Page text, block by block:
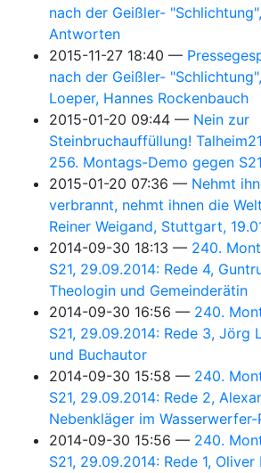
nach der Geißler-
Antworten
2015-11-27 18:40
nach der Geißler-
Loeper, Hannes Rockenbauch
2015-01-20 09:44
Nein zur
Steinbruchauffüllung!
256. Montags-Demo gegen
2015-01-20 07:36
Nehmt
verbrannt, nehmt ihnen die
Reiner Weigand, Stuttgart,
2014-09-30 18:13
240.
S21, 29.09.2014: Rede 4,
Theologin und Gemeinderätin
2014-09-30 16:56
240.
S21, 29.09.2014: Rede 3, Jörg
und Buchautor
2014-09-30 15:58
240.
S21, 29.09.2014: Rede 2,
Nebenkläger im Wasserwerfer-
2014-09-30 15:56
240.
S21, 29.09.2014: Rede 1, Oliver